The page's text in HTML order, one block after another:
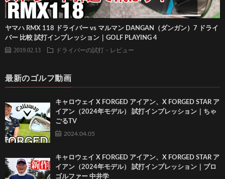
ヤマハ RMX 118 ドライバー vs マルマン DANGAN（ダンガン）7 ドライ
バー 比較 試打インプレッション｜GOLF PLAYING 4
2019.02.13 ドライバーの試打・レビュー
最新のゴルフ動画
キャロウェイ X FORGED アイアン、X FORGED STAR ア
イアン（2024年モデル） 試打インプレッション｜ちゃ
ごるTV
2024.04.05
キャロウェイ X FORGED アイアン、X FORGED STAR ア
イアン（2024年モデル） 試打インプレッション｜プロ
ゴルファー 中井学